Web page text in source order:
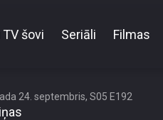
šovi Seriāli Filmas
24. septembris, S05 E192